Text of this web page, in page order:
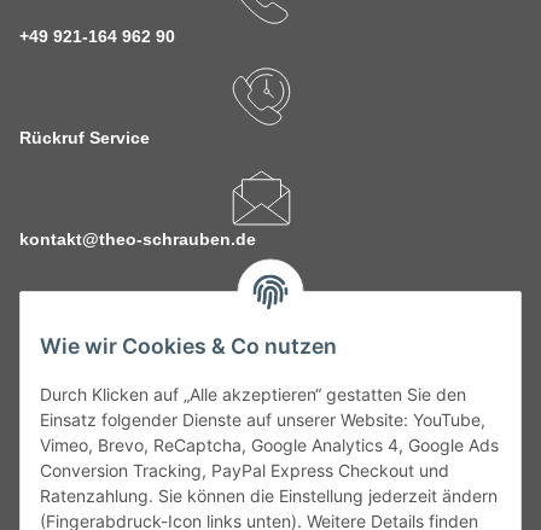
Wie wir Cookies & Co nutzen
Durch Klicken auf „Alle akzeptieren“ gestatten Sie den
Einsatz folgender Dienste auf unserer Website: YouTube,
Vimeo, Brevo, ReCaptcha, Google Analytics 4, Google Ads
Conversion Tracking, PayPal Express Checkout und
Ratenzahlung. Sie können die Einstellung jederzeit ändern
(Fingerabdruck-Icon links unten). Weitere Details finden
+49 921-164 962 90
Rückruf Service
kontakt@theo-schrauben.de
Service
Gesetzliche Informationen